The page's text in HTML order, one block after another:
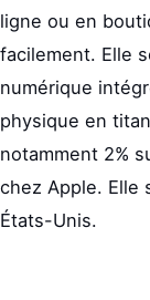
ligne ou en
facilement. Elle
numérique
physique en
notamment 2%
chez Apple. Elle
États-Unis.